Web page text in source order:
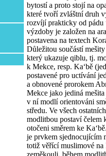
bytostí a proto stojí na
které tvoří zvláštní druh
rozvíjí prakticky od pádu
výzdoby je založen na
postavena na textech
Důležitou součástí
který ukazuje qiblu, tj.
k Mekce, resp. Ka‘bě
postavené pro uctívání
a obnovené prorokem
Mekce jako jediná
v ní modlí orientováni
středu. Ve všech
modlitbou postaví čelem
otočeni směrem ke
je prvkem sjednocujícím
totiž věřící muslimové na
zeměkouli, během